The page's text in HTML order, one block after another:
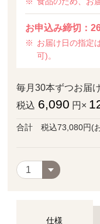
お申込み締切：
お届け日の指定
可)。
毎月30本ずつお届
税込 6,090 円×
合計 税込73,080円(
仕様